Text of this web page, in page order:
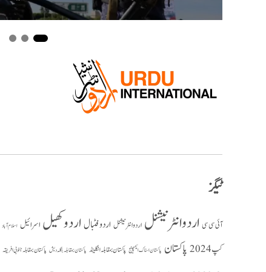
ٹیگز
آئی سی سی اردو انٹرنیشنل اردو انٹر نیشنل اردو فٹبالاردو کھیل اسرائیل اسلام آباد
کپ 2024
پاکستان پاکستان اسٹاک ایکسچینج پاکستان بمقابلہ انگلینڈ پاکستان بمقابلہ بنگلہ دیش پاکستان بمقابلہ جنوبی افریقہ